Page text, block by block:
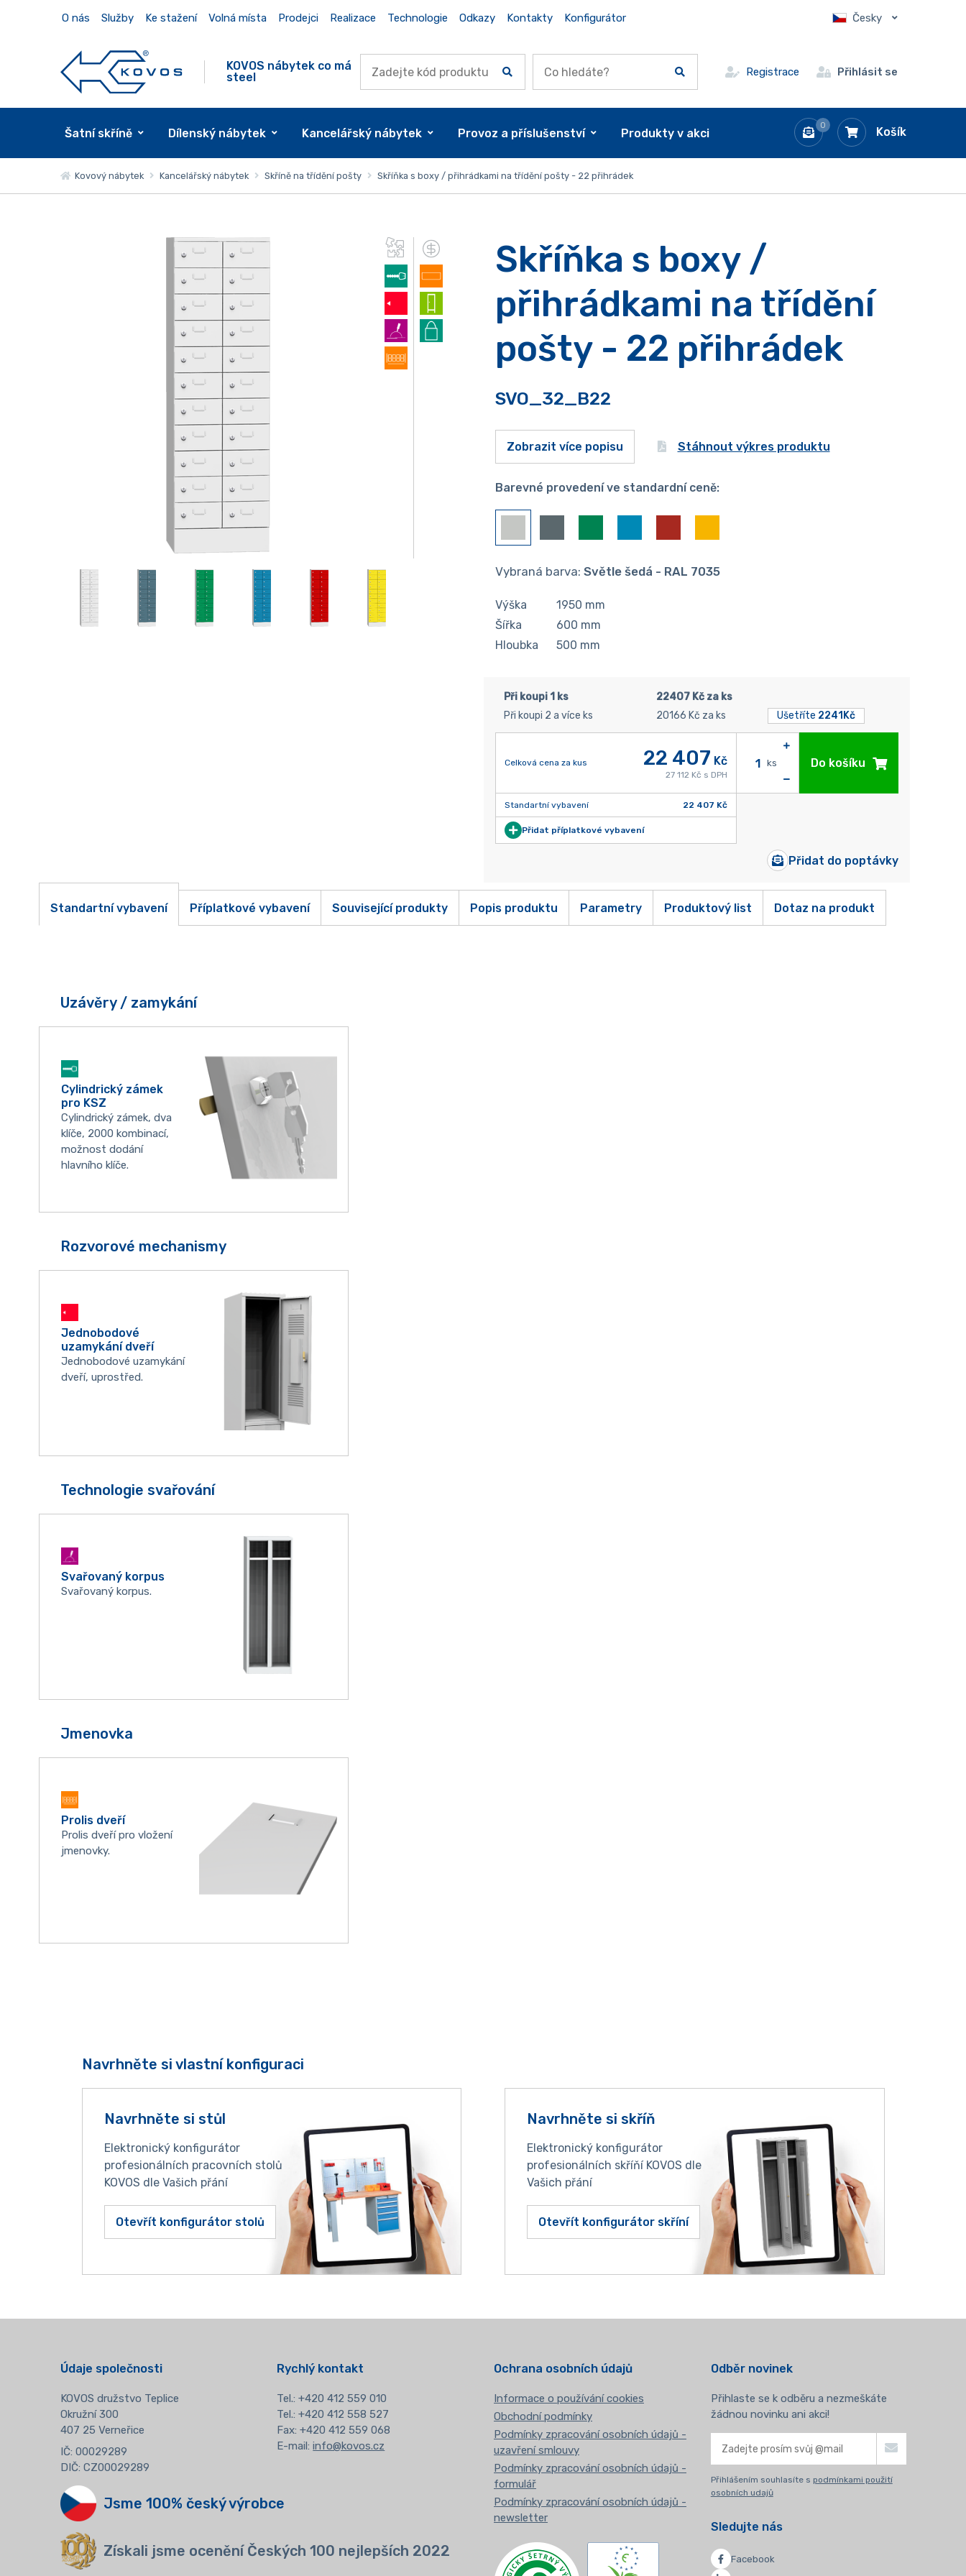
O nás Služby Ke stažení Volná místa Prodejci Realizace Technologie Odkazy Kontakty Konfigurátor Česky
KOVOS nábytek co má
steel
Registrace Přihlásit se
0 Košík
Šatní skříně Dílenský nábytek Kancelářský nábytek Provoz a příslušenství Produkty v akci
Kovový nábytek Kancelářský nábytek Skříně na třídění pošty Skříňka s boxy / přihrádkami na třídění pošty - 22 přihrádek
Skříňka s boxy /
přihrádkami na třídění
pošty - 22 přihrádek
SVO_32_B22
Zobrazit více popisu Stáhnout výkres produktu
Barevné provedení ve standardní ceně:
Vybraná barva: Světle šedá - RAL 7035
Výška 1950 mm
Šířka
600 mm
Hloubka
500 mm
Při koupi 1 ks
22407 Kč za ks
Při koupi 2 a více ks
20166 Kč za ks Ušetříte 2241Kč
Celková cena za kus 22 407 Kč
27 112 Kč s DPH
Standartní vybavení 22 407 Kč
Přidat příplatkové vybavení
ks Do košíku
Přidat do poptávky
Standartní vybavení Příplatkové vybavení Související produkty Popis produktu Parametry Produktový list Dotaz na produkt
Uzávěry / zamykání
Cylindrický zámek
pro KSZ
Cylindrický zámek, dva
klíče, 2000 kombinací,
možnost dodání
hlavního klíče.
Rozvorové mechanismy
Jednobodové
uzamykání dveří
Jednobodové uzamykání
dveří, uprostřed.
Technologie svařování
Svařovaný korpus
Svařovaný korpus.
Jmenovka
Prolis dveří
Prolis dveří pro vložení
jmenovky.
Navrhněte si vlastní konfiguraci
Navrhněte si stůl
Elektronický konfigurátor
profesionálních pracovních stolů
KOVOS dle Vašich přání
Otevřít konfigurátor stolů
Navrhněte si skříň
Elektronický konfigurátor
profesionálních skříňí KOVOS dle
Vašich přání
Otevřít konfigurátor skříní
Údaje společnosti
KOVOS družstvo Teplice
Okružní 300
407 25 Verneřice
IČ: 00029289
DIČ: CZ00029289
Rychlý kontakt
Tel.:+420 412 559 010
Tel.: +420 412 558 527
Fax: +420 412 559 068
E-mail:info@kovos.cz
Jsme 100% český výrobce
Získali jsme ocenění Českých 100 nejlepších 2022
Ochrana osobních údajů
Informace o používání cookies
Obchodní podmínky
Podmínky zpracování osobních údajů -
uzavření smlouvy
Podmínky zpracování osobních údajů -
formulář
Podmínky zpracování osobních údajů -
newsletter
Odběr novinek
Přihlaste se k odběru a nezmeškáte
žádnou novinku ani akci!
Přihlášením souhlasíte s podmínkami použití
osobních udajů
Sledujte nás
Facebook